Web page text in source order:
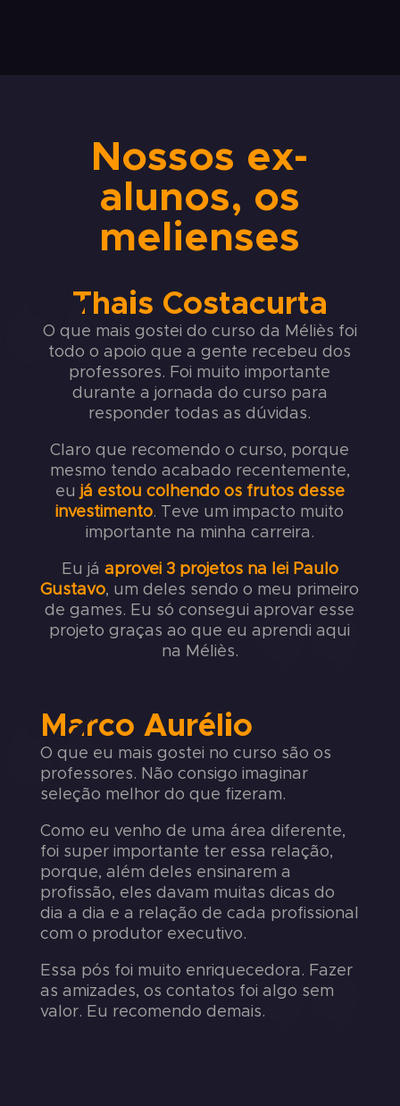
Nossos ex-
alunos, os
melienses
Thais Costacurta
O que mais gostei do curso da Méliès foi
todo o apoio que a gente recebeu dos
professores. Foi muito importante
durante a jornada do curso para
responder todas as dúvidas.
Claro que recomendo o curso, porque
mesmo tendo acabado recentemente,
eu já estou colhendo os frutos desse
investimento. Teve um impacto muito
importante na minha carreira.
Eu já aprovei 3 projetos na lei Paulo
Gustavo, um deles sendo o meu primeiro
de games. Eu só consegui aprovar esse
projeto graças ao que eu aprendi aqui
na Méliès.
Marco Aurélio
O que eu mais gostei no curso são os
professores. Não consigo imaginar
seleção melhor do que fizeram.
Como eu venho de uma área diferente,
foi super importante ter essa relação,
porque, além deles ensinarem a
profissão, eles davam muitas dicas do
dia a dia e a relação de cada profissional
com o produtor executivo.
Essa pós foi muito enriquecedora. Fazer
as amizades, os contatos foi algo sem
valor. Eu recomendo demais.